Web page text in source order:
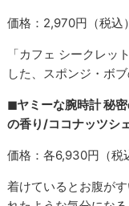
価格：2,970円（税込）
「カフェ シークレッ
した、スポンジ・ボ
◼︎ヤミーな腕時計 秘
の香り/ココナッツシ
価格：各6,930円（税
着けているとお腹が